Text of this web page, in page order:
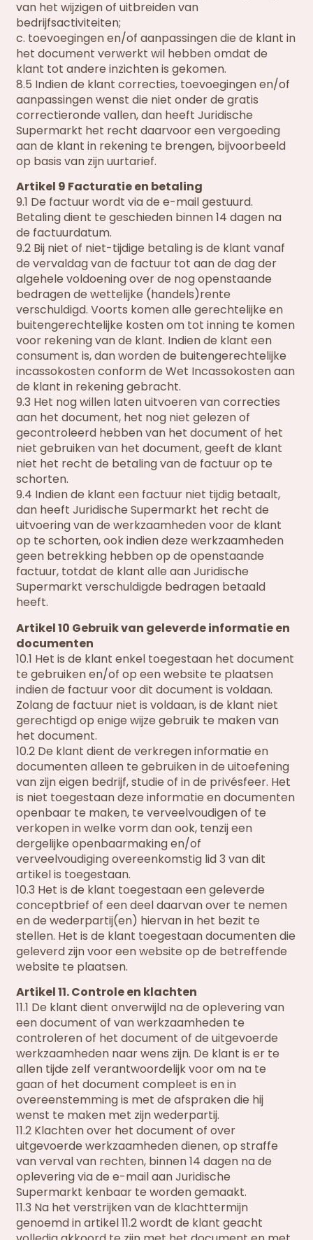
van het wijzigen of uitbreiden van
bedrijfsactiviteiten;
c. toevoegingen en/of aanpassingen die de klant in
het document verwerkt wil hebben omdat de
klant tot andere inzichten is gekomen.
8.5 Indien de klant correcties, toevoegingen en/of
aanpassingen wenst die niet onder de gratis
correctieronde vallen, dan heeft Juridische
Supermarkt het recht daarvoor een vergoeding
aan de klant in rekening te brengen, bijvoorbeeld
op basis van zijn uurtarief.
Artikel 9 Facturatie en betaling
9.1 De factuur wordt via de e-mail gestuurd.
Betaling dient te geschieden binnen 14 dagen na
de factuurdatum.
9.2 Bij niet of niet-tijdige betaling is de klant vanaf
de vervaldag van de factuur tot aan de dag der
algehele voldoening over de nog openstaande
bedragen de wettelijke (handels)rente
verschuldigd. Voorts komen alle gerechtelijke en
buitengerechtelijke kosten om tot inning te komen
voor rekening van de klant. Indien de klant een
consument is, dan worden de buitengerechtelijke
incassokosten conform de Wet Incassokosten aan
de klant in rekening gebracht.
9.3 Het nog willen laten uitvoeren van correcties
aan het document, het nog niet gelezen of
gecontroleerd hebben van het document of het
niet gebruiken van het document, geeft de klant
niet het recht de betaling van de factuur op te
schorten.
9.4 Indien de klant een factuur niet tijdig betaalt,
dan heeft Juridische Supermarkt het recht de
uitvoering van de werkzaamheden voor de klant
op te schorten, ook indien deze werkzaamheden
geen betrekking hebben op de openstaande
factuur, totdat de klant alle aan Juridische
Supermarkt verschuldigde bedragen betaald
heeft.
Artikel 10 Gebruik van geleverde informatie en
documenten
10.1 Het is de klant enkel toegestaan het document
te gebruiken en/of op een website te plaatsen
indien de factuur voor dit document is voldaan.
Zolang de factuur niet is voldaan, is de klant niet
gerechtigd op enige wijze gebruik te maken van
het document.
10.2 De klant dient de verkregen informatie en
documenten alleen te gebruiken in de uitoefening
van zijn eigen bedrijf, studie of in de privésfeer. Het
is niet toegestaan deze informatie en documenten
openbaar te maken, te verveelvoudigen of te
verkopen in welke vorm dan ook, tenzij een
dergelijke openbaarmaking en/of
verveelvoudiging overeenkomstig lid 3 van dit
artikel is toegestaan.
10.3 Het is de klant toegestaan een geleverde
conceptbrief of een deel daarvan over te nemen
en de wederpartij(en) hiervan in het bezit te
stellen. Het is de klant toegestaan documenten die
geleverd zijn voor een website op de betreffende
website te plaatsen.
Artikel 11. Controle en klachten
11.1 De klant dient onverwijld na de oplevering van
een document of van werkzaamheden te
controleren of het document of de uitgevoerde
werkzaamheden naar wens zijn. De klant is er te
allen tijde zelf verantwoordelijk voor om na te
gaan of het document compleet is en in
overeenstemming is met de afspraken die hij
wenst te maken met zijn wederpartij.
11.2 Klachten over het document of over
uitgevoerde werkzaamheden dienen, op straffe
van verval van rechten, binnen 14 dagen na de
oplevering via de e-mail aan Juridische
Supermarkt kenbaar te worden gemaakt.
11.3 Na het verstrijken van de klachttermijn
genoemd in artikel 11.2 wordt de klant geacht